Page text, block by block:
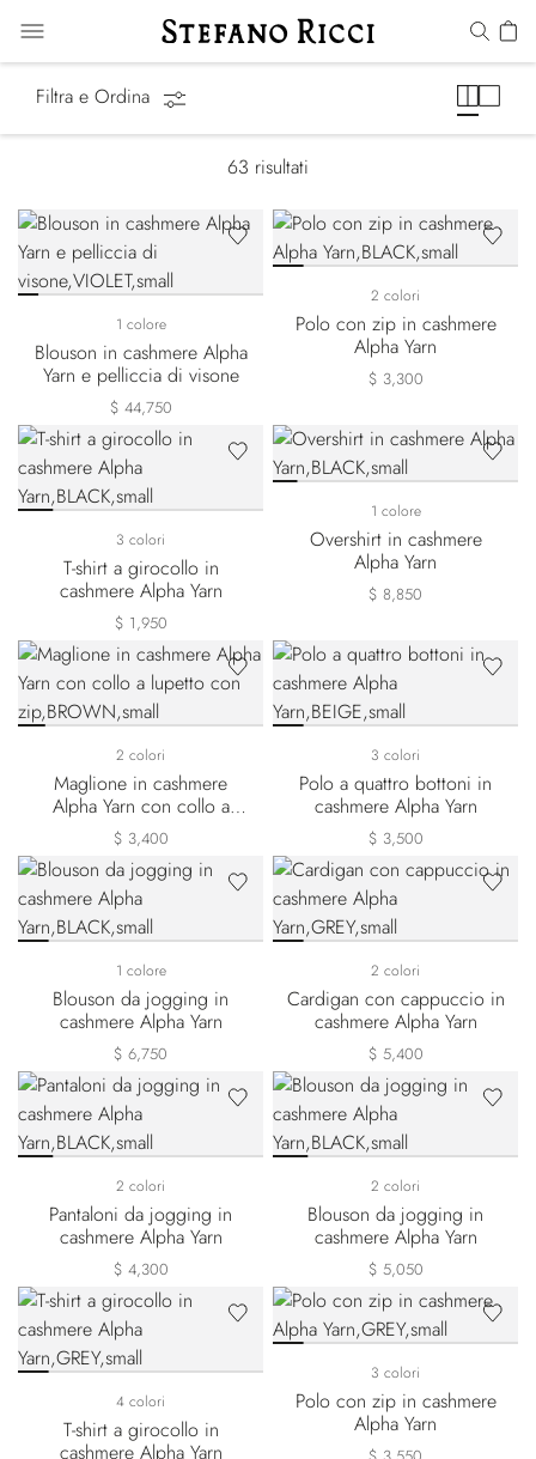
Filtra e Ordina
63 risultati
1 colore
Blouson in cashmere Alpha
Yarn e pelliccia di visone
$ 44,750
2 colori
Polo con zip in cashmere
Alpha Yarn
$ 3,300
3 colori
T-shirt a girocollo in
cashmere Alpha Yarn
$ 1,950
1 colore
Overshirt in cashmere
Alpha Yarn
$ 8,850
2 colori
Maglione in cashmere
Alpha Yarn con collo a
lupetto con zip
$ 3,400
3 colori
Polo a quattro bottoni in
cashmere Alpha Yarn
$ 3,500
1 colore
Blouson da jogging in
cashmere Alpha Yarn
$ 6,750
2 colori
Cardigan con cappuccio in
cashmere Alpha Yarn
$ 5,400
2 colori
Pantaloni da jogging in
cashmere Alpha Yarn
$ 4,300
2 colori
Blouson da jogging in
cashmere Alpha Yarn
$ 5,050
4 colori
T-shirt a girocollo in
cashmere Alpha Yarn
3 colori
Polo con zip in cashmere
Alpha Yarn